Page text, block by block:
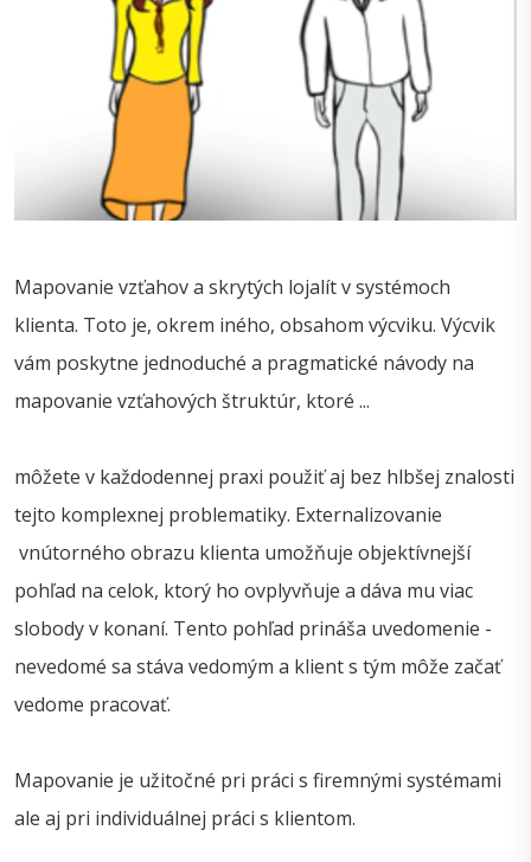
Mapovanie vzťahov a skrytých lojalít v systémoch
klienta. Toto je, okrem iného, obsahom výcviku. Výcvik
vám poskytne jednoduché a pragmatické návody na
mapovanie vzťahových štruktúr, ktoré ...
môžete v každodennej praxi použiť aj bez hlbšej znalosti
tejto komplexnej problematiky. Externalizovanie
vnútorného obrazu klienta umožňuje objektívnejší
pohľad na celok, ktorý ho ovplyvňuje a dáva mu viac
slobody v konaní. Tento pohľad prináša uvedomenie -
nevedomé sa stáva vedomým a klient s tým môže začať
vedome pracovať.
Mapovanie je užitočné pri práci s firemnými systémami
ale aj pri individuálnej práci s klientom.